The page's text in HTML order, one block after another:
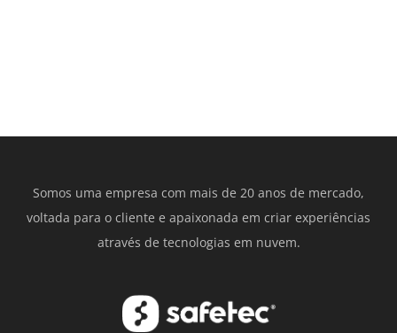
Somos uma empresa com mais de 20 anos de mercado,
voltada para o cliente e apaixonada em criar experiências
através de tecnologias em nuvem.